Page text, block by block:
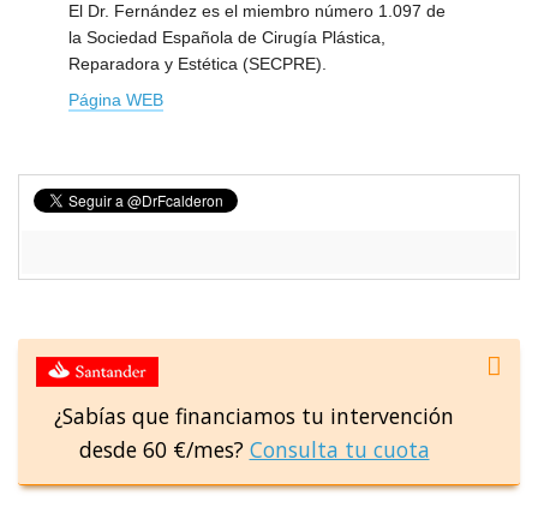
El Dr. Fernández es el miembro número 1.097 de
la Sociedad Española de Cirugía Plástica,
Reparadora y Estética (SECPRE).
Página WEB
¿Sabías que financiamos tu intervención
desde 60 €/mes? Consulta tu cuota